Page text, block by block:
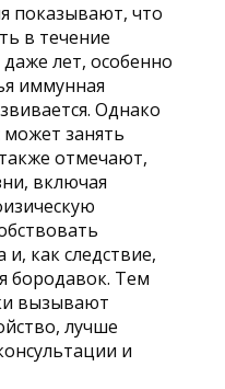
показывают, что
в течение
лет, особенно
иммунная
Однако
может занять
отмечают,
включая
как следствие,
бородавок. Тем
вызывают
лучше
и